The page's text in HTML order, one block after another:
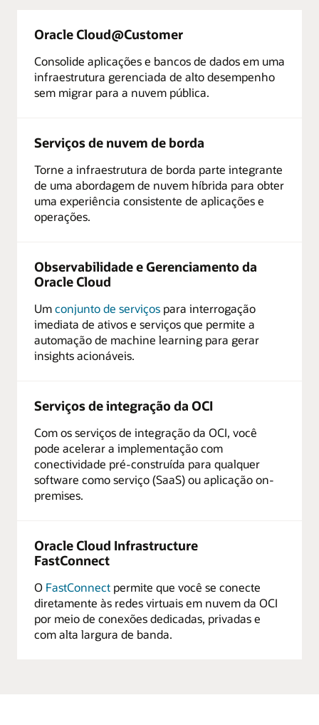
Oracle Cloud@Customer
Consolide aplicações e bancos de dados em uma
infraestrutura gerenciada de alto desempenho
sem migrar para a nuvem pública.
Serviços de nuvem de borda
Torne a infraestrutura de borda parte integrante
de uma abordagem de nuvem híbrida para obter
uma experiência consistente de aplicações e
operações.
Observabilidade e Gerenciamento da
Oracle Cloud
Umconjunto de serviços para interrogação
imediata de ativos e serviços que permite a
automação de machine learning para gerar
insights acionáveis.
Serviços de integração da OCI
Com os serviços de integração da OCI, você
pode acelerar a implementação com
conectividade pré-construída para qualquer
software como serviço (SaaS) ou aplicação on-
premises.
Oracle Cloud Infrastructure
FastConnect
O FastConnect permite que você se conecte
diretamente às redes virtuais em nuvem da OCI
por meio de conexões dedicadas, privadas e
com alta largura de banda.